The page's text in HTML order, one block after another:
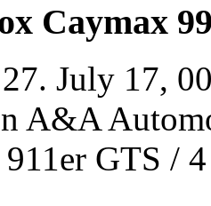
Caymax
July 17,
A&A
911er GTS /